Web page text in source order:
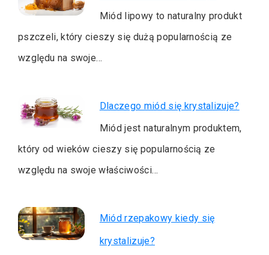
Miód lipowy to naturalny produkt
pszczeli, który cieszy się dużą popularnością ze
względu na swoje…
Dlaczego miód się krystalizuje?
Miód jest naturalnym produktem,
który od wieków cieszy się popularnością ze
względu na swoje właściwości…
Miód rzepakowy kiedy się
krystalizuje?